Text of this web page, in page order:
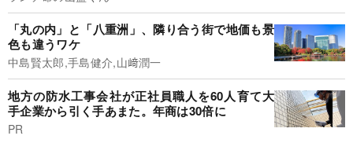
「丸の内」と「八重洲」、隣り合う街で地価も景
色も違うワケ
中島賢太郎,手島健介,山﨑潤一
地方の防水工事会社が正社員職人を60人育て大
手企業から引く手あまた。年商は30倍に
PR